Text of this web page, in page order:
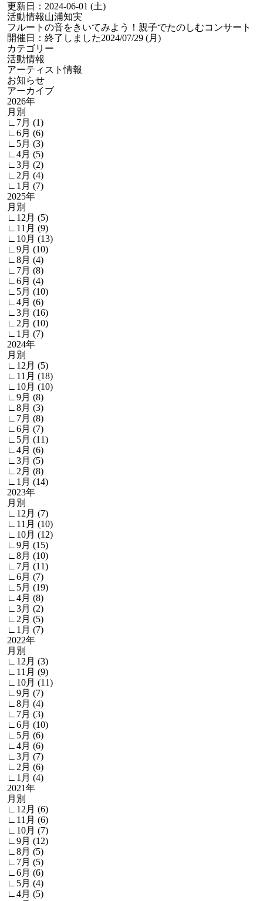
更新日： 2024-06-01 (土)
活動情報山浦知実
フルートの音をきいてみよう！親子でたのしむコンサート
開催日： 終了しました2024/07/29 (月)
カテゴリー
活動情報
アーティスト情報
お知らせ
アーカイブ
2026年
月別
∟7月 (1)
∟6月 (6)
∟5月 (3)
∟4月 (5)
∟3月 (2)
∟2月 (4)
∟1月 (7)
2025年
月別
∟12月 (5)
∟11月 (9)
∟10月 (13)
∟9月 (10)
∟8月 (4)
∟7月 (8)
∟6月 (4)
∟5月 (10)
∟4月 (6)
∟3月 (16)
∟2月 (10)
∟1月 (7)
2024年
月別
∟12月 (5)
∟11月 (18)
∟10月 (10)
∟9月 (8)
∟8月 (3)
∟7月 (8)
∟6月 (7)
∟5月 (11)
∟4月 (6)
∟3月 (5)
∟2月 (8)
∟1月 (14)
2023年
月別
∟12月 (7)
∟11月 (10)
∟10月 (12)
∟9月 (15)
∟8月 (10)
∟7月 (11)
∟6月 (7)
∟5月 (19)
∟4月 (8)
∟3月 (2)
∟2月 (5)
∟1月 (7)
2022年
月別
∟12月 (3)
∟11月 (9)
∟10月 (11)
∟9月 (7)
∟8月 (4)
∟7月 (3)
∟6月 (10)
∟5月 (6)
∟4月 (6)
∟3月 (7)
∟2月 (6)
∟1月 (4)
2021年
月別
∟12月 (6)
∟11月 (6)
∟10月 (7)
∟9月 (12)
∟8月 (5)
∟7月 (5)
∟6月 (6)
∟5月 (4)
∟4月 (5)